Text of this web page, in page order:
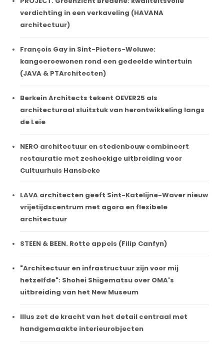
verdichting in een verkaveling (HAVANA
architectuur)
François Gay in Sint-Pieters-Woluwe:
kangoeroewonen rond een gedeelde wintertuin
(JAVA & PTArchitecten)
Berkein Architects tekent OEVER25 als
architecturaal sluitstuk van herontwikkeling langs
de Leie
NERO architectuur en stedenbouw combineert
restauratie met zeshoekige uitbreiding voor
Cultuurhuis Hansbeke
LAVA architecten geeft Sint-Katelijne-Waver nieuw
vrijetijdscentrum met agora en flexibele
architectuur
STEEN & BEEN. Rotte appels (Filip Canfyn)
"Architectuur en infrastructuur zijn voor mij
hetzelfde": Shohei Shigematsu over OMA's
uitbreiding van het New Museum
Illus zet de kracht van het detail centraal met
handgemaakte interieurobjecten